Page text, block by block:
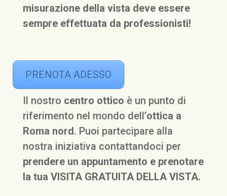
misurazione della vista deve essere
sempre effettuata da professionisti!
PRENOTA ADESSO
Il nostro centro ottico è un punto di
riferimento nel mondo dell’ottica a
Roma nord. Puoi partecipare alla
nostra iniziativa contattandoci per
prendere un appuntamento e prenotare
la tua VISITA GRATUITA DELLA VISTA.